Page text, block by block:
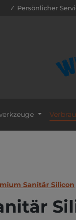
✓ Persönlicher
Sanitär Silicon